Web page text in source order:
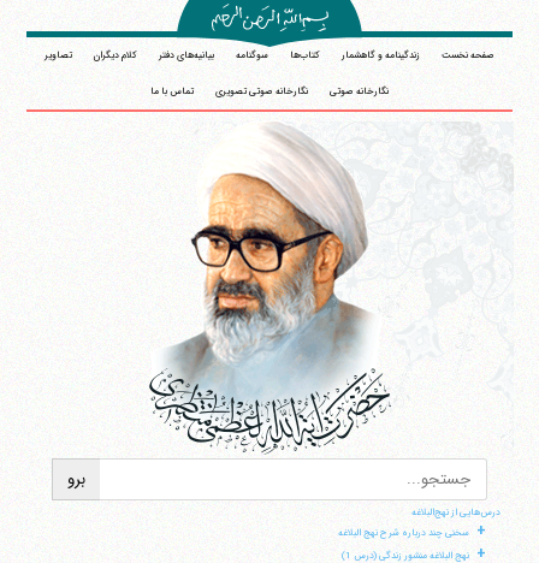
صفحه نخست زندگینامه و گاهشمار کتاب‌ها سوگنامه بیانیه‌های دفتر کلام دیگران تصاویر
نگارخانه صوتی نگارخانه صوتی تصویری تماس با ما
درس‌هایی از نهج‌البلاغه
+ سخنی چند درباره شرح نهج البلاغه
+ نهج البلاغه منشور زندگی (درس 1)